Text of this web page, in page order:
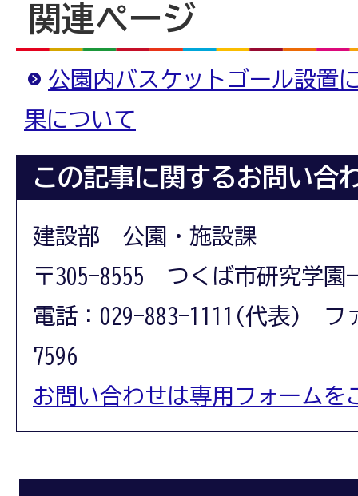
関連ページ
公園内バスケットゴール設置
果について
この記事に関するお問い合
建設部 公園・施設課
〒305-8555 つくば市研究学園
電話：029-883-1111(代表) フ
7596
お問い合わせは専用フォームを